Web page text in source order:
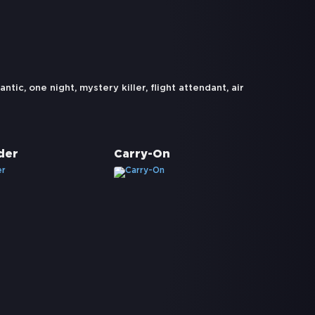
, one night, mystery killer, flight attendant, air
Carry-On